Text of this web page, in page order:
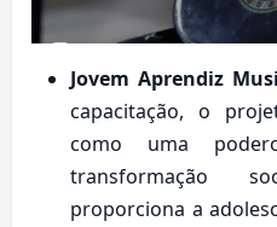
Jovem Aprendiz
capacitação, o
como uma
transformação
proporciona a